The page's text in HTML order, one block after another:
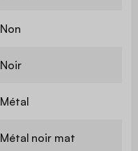
Non
Noir
Métal
Métal noir mat